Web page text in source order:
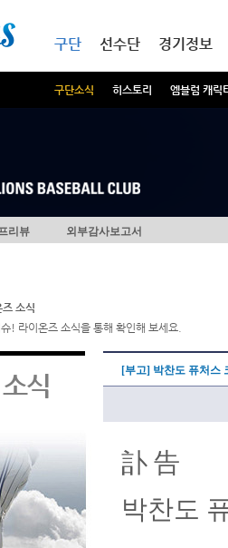
구단
구단소식 히스토리 엠블럼 캐릭
선수단 경기정보
리뷰 외부감사보고서
즈 소식
! 라이온즈 소식을 통해 확인해 보세요.
식 [부고] 박찬도 퓨처스
訃 告
박찬도